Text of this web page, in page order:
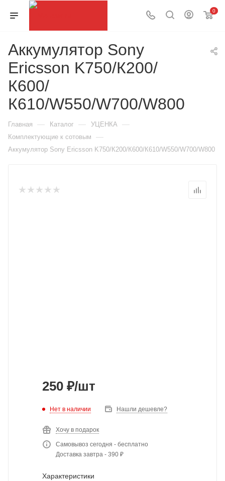
0
Аккумулятор Sony
Ericsson K750/К200/
К600/
К610/W550/W700/W800
Главная — Каталог — УЦЕНКА —
Комплектующие к сотовым —
Аккумулятор Sony Ericsson K750/К200/К600/К610/W550/W700/W800
250 ₽/шт
Нет в наличии Нашли дешевле?
Хочу в подарок
Самовывоз сегодня - бесплатно
Доставка завтра - 390 ₽
Характеристики